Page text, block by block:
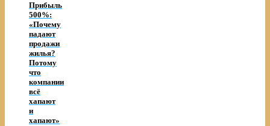
Прибыль
500%:
«Почему
падают
продажи
жилья?
Потому
что
компании
всё
хапают
и
хапают»